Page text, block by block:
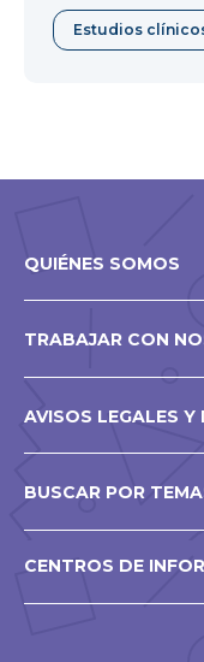
Estudios
QUIÉNES SOMOS
TRABAJAR CON
AVISOS LEGALES Y
BUSCAR POR
CENTROS DE